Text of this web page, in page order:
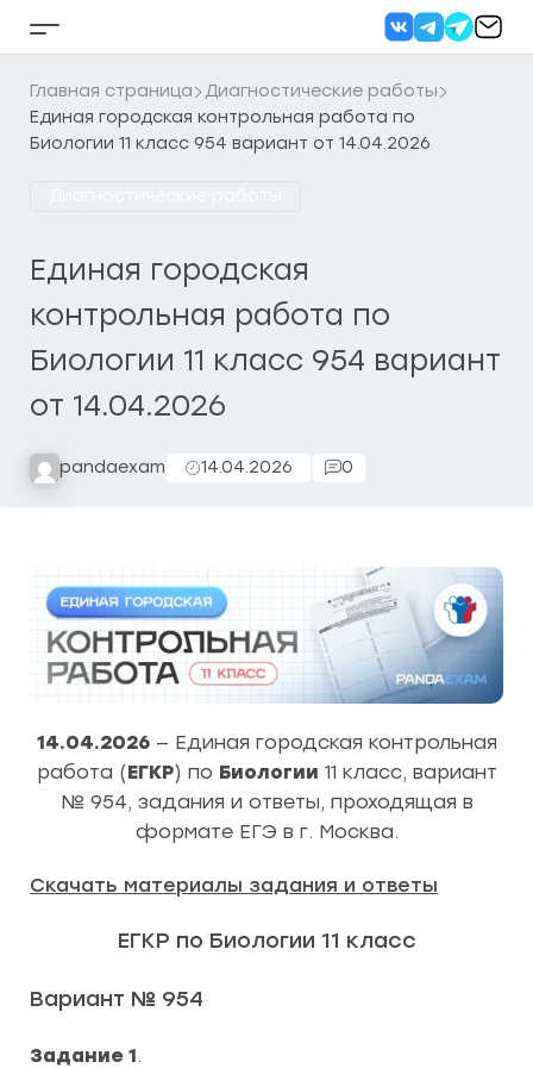
Кнопка
бокового
меню
Главная страница
Диагностические работы
Единая городская контрольная работа по
Биологии 11 класс 954 вариант от 14.04.2026
Единая городская
контрольная работа по
Биологии 11 класс 954 вариант
от 14.04.2026
pandaexam 14.04.2026 0
14.04.2026 — Единая городская контрольная
работа (ЕГКР) по Биологии 11 класс, вариант
№ 954, задания и ответы, проходящая в
формате ЕГЭ в г. Москва.
Скачать материалы задания и ответы
ЕГКР по Биологии 11 класс
Вариант № 954
Задание 1.